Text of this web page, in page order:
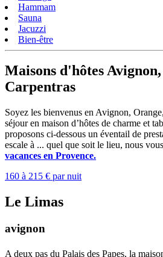
Hammam
Sauna
Jacuzzi
Bien-être
Maisons d'hôtes
Carpentras
Soyez les bienvenus en Avignon,
séjour en maison d’hôtes de charme et
proposons ci-dessous un éventail de
escale à ... quel que soit le lieu, nous
vacances en Provence.
160 à 215 € par nuit
Le Limas
avignon
A deux pas du Palais des Papes, la